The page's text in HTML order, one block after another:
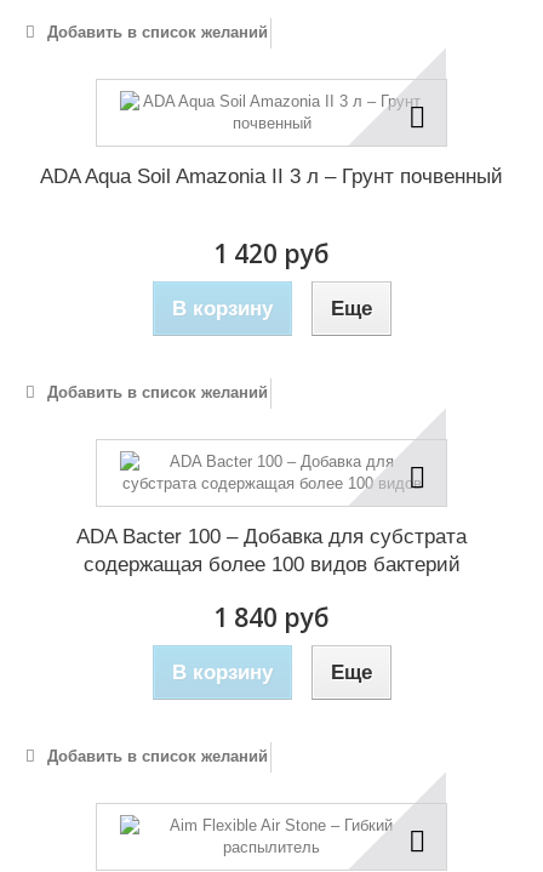
Добавить в список желаний
ADA Aqua Soil Amazonia II 3 л – Грунт почвенный
1 420 руб
В корзину Еще
Добавить в список желаний
ADA Bacter 100 – Добавка для субстрата
содержащая более 100 видов бактерий
1 840 руб
В корзину Еще
Добавить в список желаний